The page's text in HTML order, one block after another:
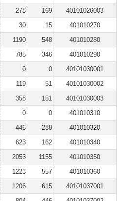
278 169
40101026003
30 15
401010270
1190 548
401010280
785 346
401010290
0 0
40101030001
119 51
40101030002
358 151
40101030003
0 0
401010310
446 288
401010320
623 162
401010340
2053 1155
401010350
1223 557
401010360
1206 615
40101037001